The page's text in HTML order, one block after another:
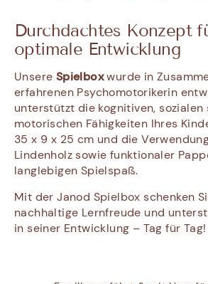
Durchdachtes Konzept
optimale Entwicklung
Unsere Spielboxwurde in
erfahrenen Psychomotorikerin
unterstützt die kognitiven, sozialen
motorischen Fähigkeiten Ihres
35 x 9 x 25 cm und die
Lindenholz sowie funktionaler
langlebigen Spielspaß.
Mit der Janod Spielbox schenken
nachhaltige Lernfreude und
in seiner Entwicklung – Tag für Tag!